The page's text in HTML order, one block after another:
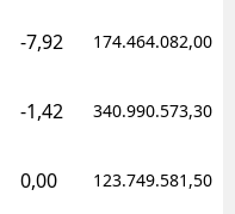
-7,92 174.464.082,00
-1,42 340.990.573,30
0,00 123.749.581,50